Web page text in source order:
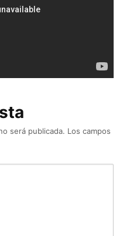
será publicada. Los campos